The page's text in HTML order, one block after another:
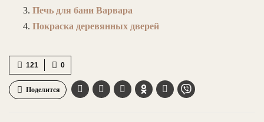
Печь для бани Варвара
Покраска деревянных дверей
0
121
Поделится